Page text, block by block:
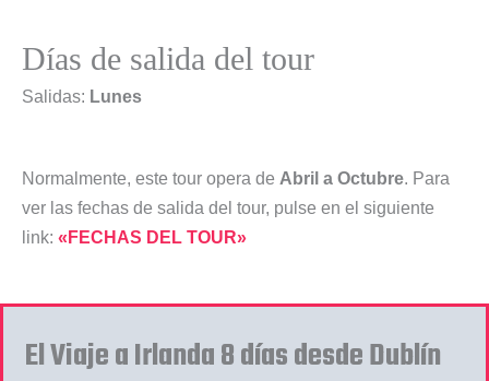
Días de salida del tour
Salidas: Lunes
Normalmente, este tour opera de Abril a Octubre. Para
ver las fechas de salida del tour, pulse en el siguiente
link: «FECHAS DEL TOUR»
El Viaje a Irlanda 8 días desde Dublín